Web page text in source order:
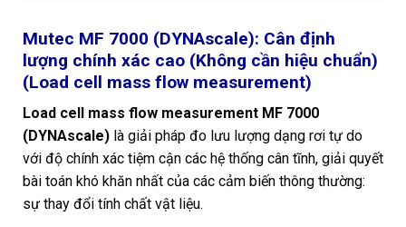
Mutec MF 7000 (DYNAscale): Cân định
lượng chính xác cao (Không cần hiệu chuẩn)
(Load cell mass flow measurement)
Load cell mass flow measurement MF 7000
(DYNAscale) là giải pháp đo lưu lượng dạng rơi tự do
với độ chính xác tiệm cận các hệ thống cân tĩnh, giải quyết
bài toán khó khăn nhất của các cảm biến thông thường:
sự thay đổi tính chất vật liệu.